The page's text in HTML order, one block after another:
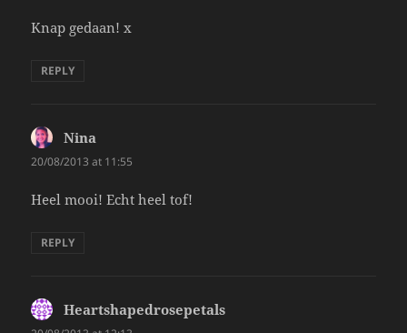
Knap gedaan! x
REPLY
Nina
20/08/2013 at 11:55
Heel mooi! Echt heel tof!
REPLY
Heartshapedrosepetals